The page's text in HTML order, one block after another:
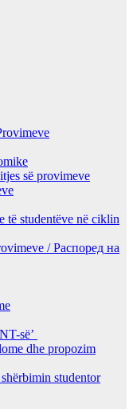
së provimeve
të studentëve në ciklin
/ Распоред на
së’
dhe propozim
studentor